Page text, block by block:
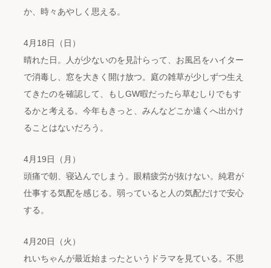
か、時々あやしく思える。
4月18日（日）
晴れた日。人が少ないのを見計らって、お風呂をハイター
で消毒し、窓を大きく開け放つ。庭の雑草が少しずつ生え
てきたのを確認して、もしGW暇だったら草むしりでもす
るかと考える。今年もきっと、みんなどこか遠くへ出かけ
ることはないだろう。
4月19日（月）
頭痛で朝、寝込んでしまう。眼精疲労が抜けない。純君が
仕事する気配を感じる。弱っていると人の気配だけで安心
する。
4月20日（火）
れいちゃんが最近始まったというドラマを見ている。不思